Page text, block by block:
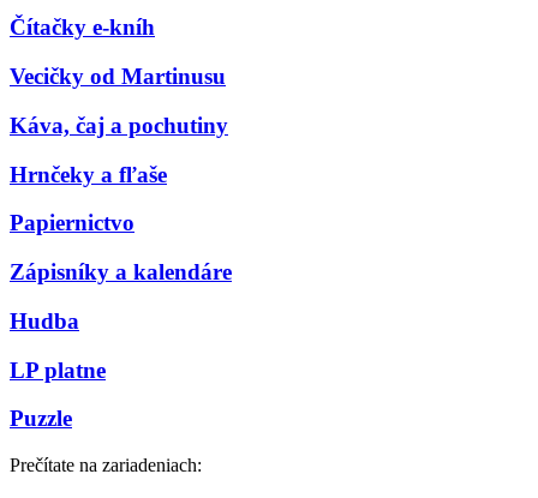
Čítačky e-kníh
Vecičky od Martinusu
Káva, čaj a pochutiny
Hrnčeky a fľaše
Papiernictvo
Zápisníky a kalendáre
Hudba
LP platne
Puzzle
Prečítate na zariadeniach: